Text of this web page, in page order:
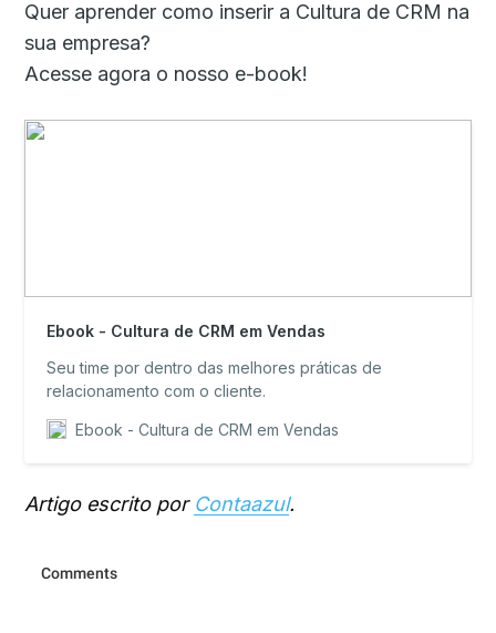
Quer aprender como inserir a Cultura de CRM na
sua empresa?
Acesse agora o nosso e-book!
Ebook - Cultura de CRM em Vendas
Seu time por dentro das melhores práticas de
relacionamento com o cliente.
Ebook - Cultura de CRM em Vendas
Artigo escrito por Contaazul.